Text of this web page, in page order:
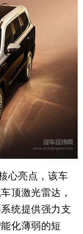
亮点，该车
顶激光雷达，
统提供强力支
化薄弱的短